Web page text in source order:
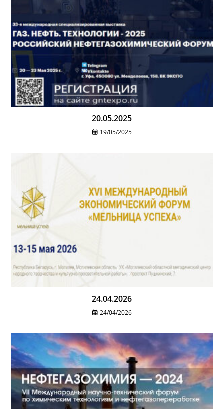
20.05.2025
19/05/2025
24.04.2026
24/04/2026